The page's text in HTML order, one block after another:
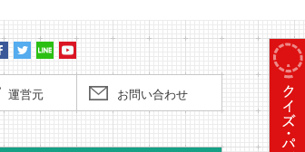
運営元 お問い合わせ